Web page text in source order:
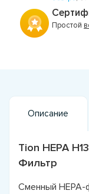
Простой
Описание
Tion НЕРА
Фильтр
Сменный НЕРА-